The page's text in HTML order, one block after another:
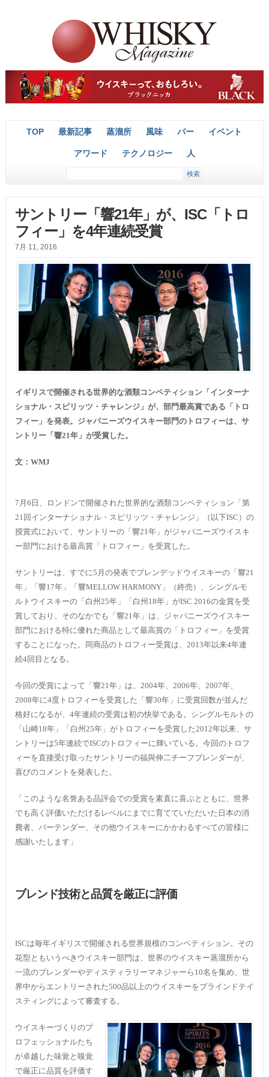
TOP 最新記事 蒸溜所 風味 バー イベント
アワード テクノロジー 人
サントリー「響21年」が、ISC「トロ
フィー」を4年連続受賞
7月 11, 2016
イギリスで開催される世界的な酒類コンペティション「インターナ
ショナル・スピリッツ・チャレンジ」が、部門最高賞である「トロ
フィー」を発表。ジャパニーズウイスキー部門のトロフィーは、サ
ントリー「響21年」が受賞した。
文： WMJ
7月6日、ロンドンで開催された世界的な酒類コンペティション「第
21回インターナショナル・スピリッツ・チャレンジ」（以下ISC）の
授賞式において、サントリーの「響21年」がジャパニーズウイスキ
ー部門における最高賞「トロフィー」を受賞した。
サントリーは、すでに5月の発表でブレンデッドウイスキーの「響21
年」「響17年」「響MELLOW HARMONY」（終売）、シングルモ
ルトウイスキーの「白州25年」「白州18年」がISC 2016の金賞を受
賞しており、そのなかでも「響21年」は、ジャパニーズウイスキー
部門における特に優れた商品として最高賞の「トロフィー」を受賞
することになった。同商品のトロフィー受賞は、2013年以来4年連
続4回目となる。
今回の受賞によって「響21年」は、2004年、2006年、2007年、
2008年に4度トロフィーを受賞した「響30年」に受賞回数が並んだ
格好になるが、4年連続の受賞は初の快挙である。シングルモルトの
「山崎18年」「白州25年」がトロフィーを受賞した2012年以来、サ
ントリーは5年連続でISCのトロフィーに輝いている。今回のトロフ
ィーを直接受け取ったサントリーの福與伸二チーフブレンダーが、
喜びのコメントを発表した。
「このような名誉ある品評会での受賞を素直に喜ぶとともに、世界
でも高く評価いただけるレベルにまでに育てていただいた日本の消
費者、バーテンダー、その他ウイスキーにかかわるすべての皆様に
感謝いたします」
ブレンド技術と品質を厳正に評価
ISCは毎年イギリスで開催される世界規模のコンペティション。その
花型ともいうべきウイスキー部門は、世界のウイスキー蒸溜所から
一流のブレンダーやディスティラリーマネジャーら10名を集め、世
界中からエントリーされた500品以上のウイスキーをブラインドテイ
スティングによって審査する。
ウイスキーづくりのプ
ロフェッショナルたち
が卓越した味覚と嗅覚
で厳正に品質を評価す